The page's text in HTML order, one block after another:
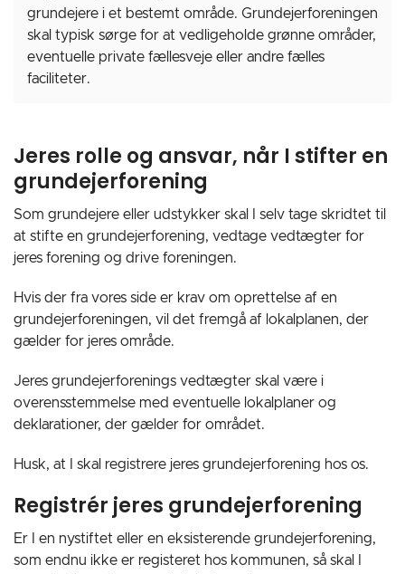
grundejere i et bestemt område. Grundejerforeningen
skal typisk sørge for at vedligeholde grønne områder,
eventuelle private fællesveje eller andre fælles
faciliteter.
Jeres rolle og ansvar, når I stifter en
grundejerforening
Som grundejere eller udstykker skal I selv tage skridtet til
at stifte en grundejerforening, vedtage vedtægter for
jeres forening og drive foreningen.
Hvis der fra vores side er krav om oprettelse af en
grundejerforeningen, vil det fremgå af lokalplanen, der
gælder for jeres område.
Jeres grundejerforenings vedtægter skal være i
overensstemmelse med eventuelle lokalplaner og
deklarationer, der gælder for området.
Husk, at I skal registrere jeres grundejerforening hos os.
Registrér jeres grundejerforening
Er I en nystiftet eller en eksisterende grundejerforening,
som endnu ikke er registeret hos kommunen, så skal I